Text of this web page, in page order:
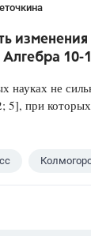
10-
науках не
5], при